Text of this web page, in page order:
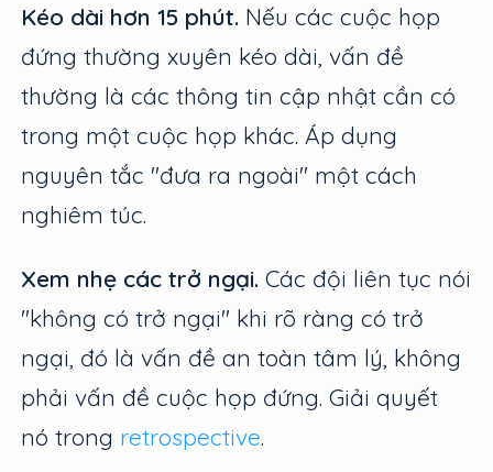
Kéo dài hơn 15 phút. Nếu các cuộc họp
đứng thường xuyên kéo dài, vấn đề
thường là các thông tin cập nhật cần có
trong một cuộc họp khác. Áp dụng
nguyên tắc "đưa ra ngoài" một cách
nghiêm túc.
Xem nhẹ các trở ngại. Các đội liên tục nói
"không có trở ngại" khi rõ ràng có trở
ngại, đó là vấn đề an toàn tâm lý, không
phải vấn đề cuộc họp đứng. Giải quyết
nó trong retrospective.